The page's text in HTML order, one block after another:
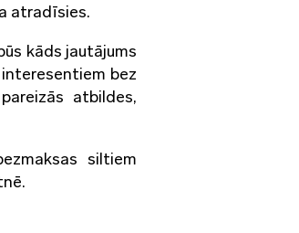
atradīsies.
kāds jautājums
interesentiem bez
atbildes,
siltiem